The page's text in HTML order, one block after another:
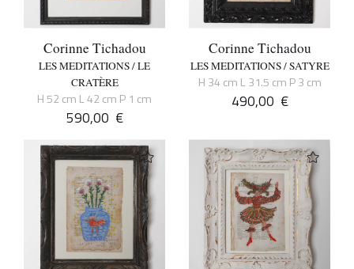
Corinne Tichadou
LES MEDITATIONS / LE
CRATÈRE
H 52 cm L 42 cm P 1 cm
590,00 €
Corinne Tichadou
LES MEDITATIONS / SATYRE
H 34 cm L 31.5 cm P 3 cm
490,00 €